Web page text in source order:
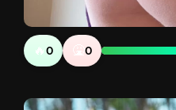
🔥0 0